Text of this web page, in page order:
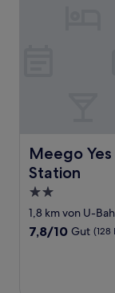
Meego
Station
Meego Yes
2.0-
Sterne-
Unterkunft
1,8 km von U-
7.8
7,8/10 Gut (128